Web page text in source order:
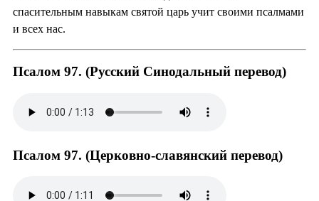
спасительным навыкам святой царь учит своими псалмами
и всех нас.
Псалом 97. (Русский Синодальный перевод)
Псалом 97. (Церковно-славянский перевод)